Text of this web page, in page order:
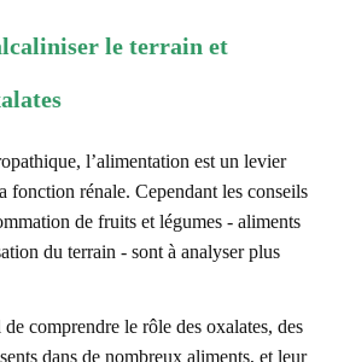
le terrain et
l’alimentation est un levier
fonction rénale. Cependant les conseils
de fruits et légumes - aliments
du terrain - sont à analyser plus
comprendre le rôle des oxalates, des
dans de nombreux aliments, et leur